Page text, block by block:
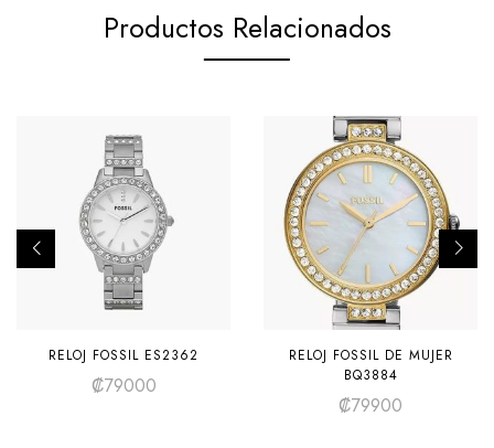
Productos Relacionados
RELOJ FOSSIL ES2362
₡79000
RELOJ FOSSIL DE MUJER
BQ3884
₡79900